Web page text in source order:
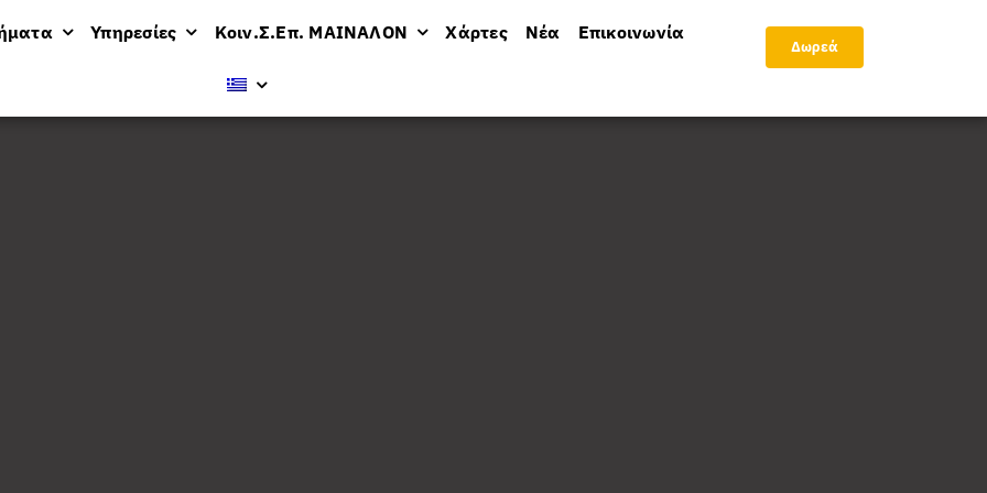
Υπηρεσίες Κοιν.Σ.Επ. ΜΑΙΝΑΛΟΝ Χάρτες Νέα Επικοινωνία
Δωρεά